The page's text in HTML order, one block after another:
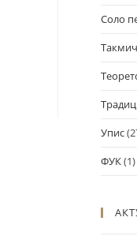
Соло
Упис
ФУК(1)